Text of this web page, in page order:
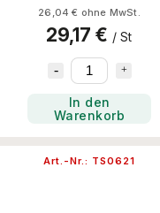
26,04 € ohne MwSt.
29,17 € / St
In den
Warenkorb
Art.-Nr.: TS0621